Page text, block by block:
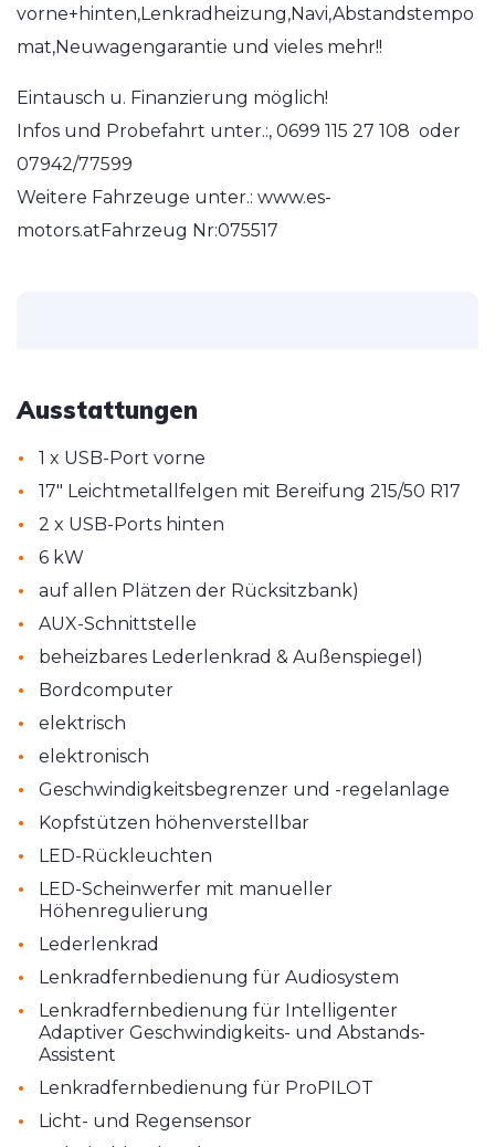
vorne+hinten,Lenkradheizung,Navi,Abstandstempo
mat,Neuwagengarantie und vieles mehr!!
Eintausch u. Finanzierung möglich!
Infos und Probefahrt unter.:, 0699 115 27 108 oder
07942/77599
Weitere Fahrzeuge unter.: www.es-
motors.atFahrzeug Nr:075517
Ausstattungen
• 1 x USB-Port vorne
• 17" Leichtmetallfelgen mit Bereifung 215/50 R17
• 2 x USB-Ports hinten
• 6 kW
• auf allen Plätzen der Rücksitzbank)
• AUX-Schnittstelle
• beheizbares Lederlenkrad & Außenspiegel)
• Bordcomputer
• elektrisch
• elektronisch
• Geschwindigkeitsbegrenzer und -regelanlage
• Kopfstützen höhenverstellbar
• LED-Rückleuchten
•
LED-Scheinwerfer mit manueller
Höhenregulierung
• Lederlenkrad
• Lenkradfernbedienung für Audiosystem
•
Lenkradfernbedienung für Intelligenter
Adaptiver Geschwindigkeits- und Abstands-
Assistent
• Lenkradfernbedienung für ProPILOT
• Licht- und Regensensor